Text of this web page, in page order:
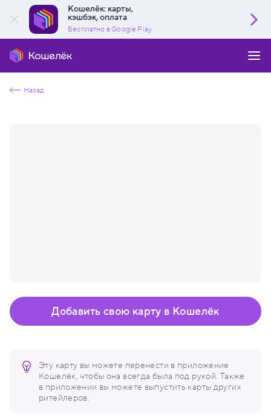
Кошелёк: карты,
кэшбэк, оплата
Бесплатно в Google Play
Назад
Эту карту вы можете перенести в приложение
Кошелёк, чтобы она всегда была под рукой. Также
в приложении вы можете выпустить карты других
ритейлеров.
Добавить свою карту в Кошелёк